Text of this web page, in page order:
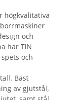
högkvalitativa
och
har TiN
och
Bäst
av gjutstål,